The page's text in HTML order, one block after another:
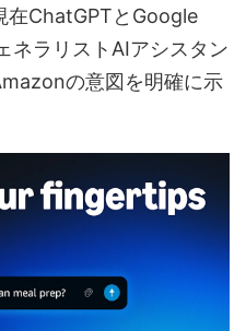
在ChatGPTとGoogle
ネラリストAIアシスタン
の意図を明確に示